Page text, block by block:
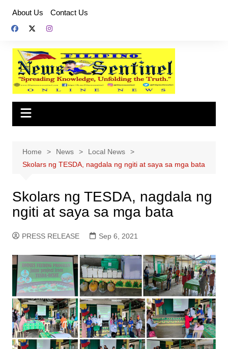
content
About Us Contact Us
Home News
Local News
Skolars ng TESDA, nagdala ng ngiti at saya sa mga bata
Skolars ng TESDA, nagdala ng
ngiti at saya sa mga bata
PRESS RELEASE Sep 6, 2021